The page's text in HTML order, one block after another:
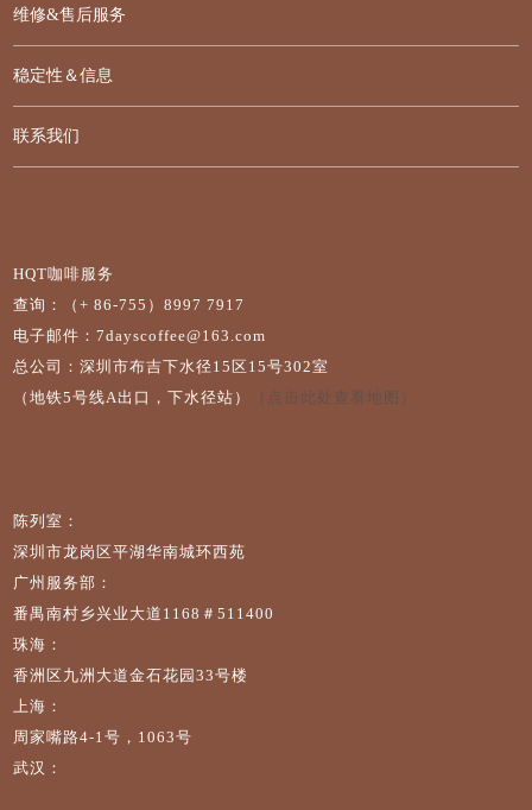
维修&售后服务
稳定性＆信息
联系我们
HQT咖啡服务
查询：（+ 86-755）8997 7917
电子邮件：7dayscoffee@163.com
总公司：深圳市布吉下水径15区15号302室
（地铁5号线A出口，下水径站）
（点击此处查看地图）
陈列室：
深圳市龙岗区平湖华南城环西苑
广州服务部：
番禺南村乡兴业大道1168＃511400
珠海：
香洲区九洲大道金石花园33号楼
上海：
周家嘴路4-1号，1063号
武汉：